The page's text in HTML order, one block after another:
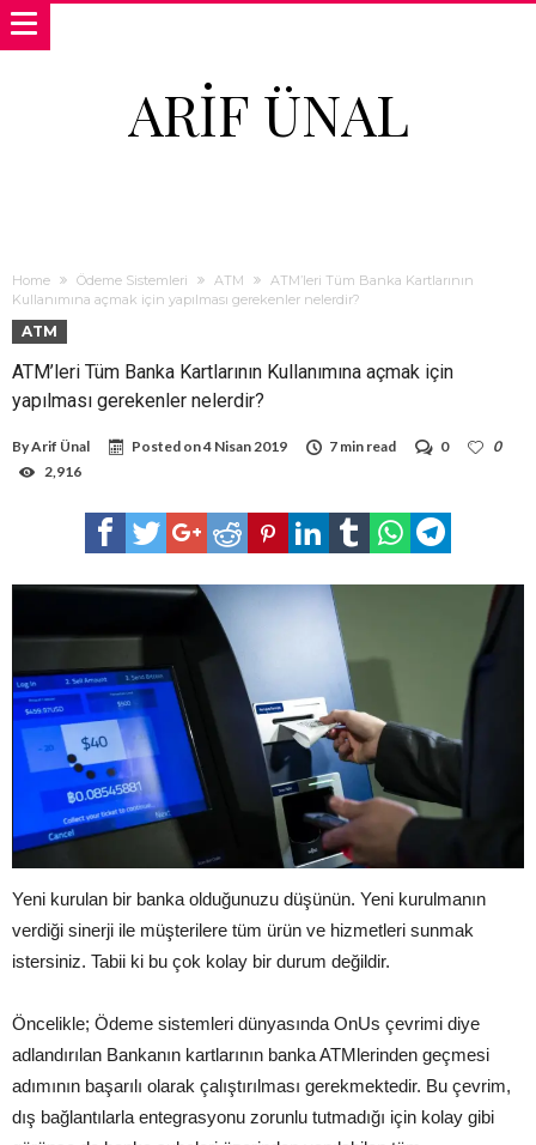
ARIF ÜNAL
Home Ödeme Sistemleri ATM
ATM’leri Tüm Banka Kartlarının
Kullanımına açmak için yapılması gerekenler nelerdir?
ATM
ATM’leri Tüm Banka Kartlarının Kullanımına açmak için
yapılması gerekenler nelerdir?
ByArif Ünal Posted on4 Nisan 2019 7 min read 0
0
2,916
Yeni kurulan bir banka olduğunuzu düşünün. Yeni kurulmanın
verdiği sinerji ile müşterilere tüm ürün ve hizmetleri sunmak
istersiniz. Tabii ki bu çok kolay bir durum değildir.
Öncelikle; Ödeme sistemleri dünyasında OnUs çevrimi diye
adlandırılan Bankanın kartlarının banka ATMlerinden geçmesi
adımının başarılı olarak çalıştırılması gerekmektedir. Bu çevrim,
dış bağlantılarla entegrasyonu zorunlu tutmadığı için kolay gibi